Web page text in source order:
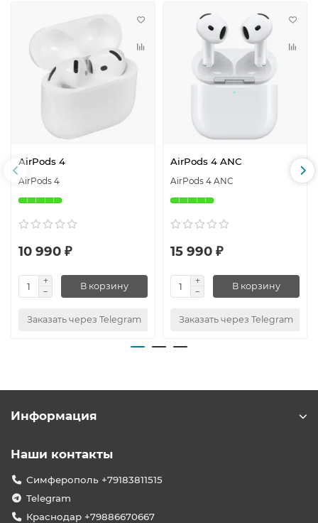
AirPods 4
AirPods 4
10 990 ₽
В корзину
Заказать через Telegram
AirPods 4 ANC
AirPods 4 ANC
15 990 ₽
В корзину
Заказать через Telegram
Информация
Наши контакты
Симферополь +79183811515
Telegram
Краснодар +79886670667